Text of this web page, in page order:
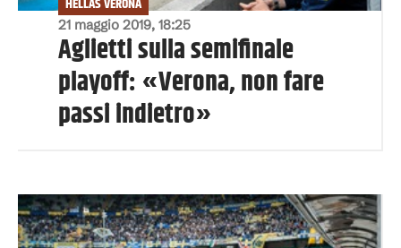
21 maggio 2019, 18:25
Aglietti sulla semifinale
playoff: «Verona, non fare
passi indietro»